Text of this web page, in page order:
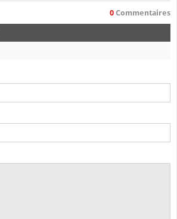
0 Commentaires